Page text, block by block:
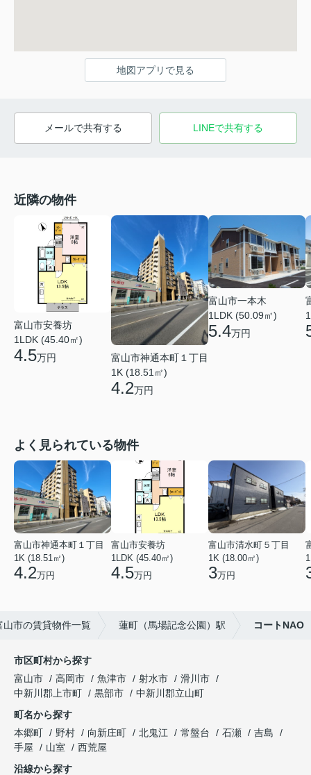
地図アプリで見る
メールで共有する LINEで共有する
近隣の物件
富山市安養坊
1LDK (45.40㎡)
4.5万円
富山市神通本町１丁目
1K (18.51㎡)
4.2万円
富山市一本木
1LDK (50.09㎡)
5.4万円
よく見られている物件
富山市神通本町１丁目
1K (18.51㎡)
4.2万円
富山市安養坊
1LDK (45.40㎡)
4.5万円
富山市清水町５丁目
1K (18.00㎡)
3万円
山市の賃貸物件一覧 蓮町（馬場記念公園）駅 コートNAO
市区町村から探す
富山市
高岡市 魚津市 射水市
滑川市
中新川郡上市町
黒部市
中新川郡立山町
町名から探す
本郷町
野村 向新庄町 北鬼江 常盤台 石瀬
吉島
手屋
山室
西荒屋
沿線から探す